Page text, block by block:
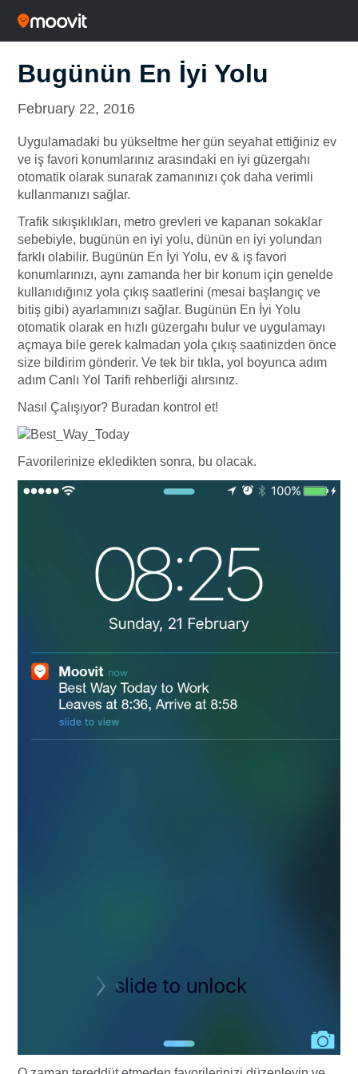
Bugünün En İyi Yolu
February 22, 2016
Uygulamadaki bu yükseltme her gün seyahat ettiğiniz ev
ve iş favori konumlarınız arasındaki en iyi güzergahı
otomatik olarak sunarak zamanınızı çok daha verimli
kullanmanızı sağlar.
Trafik sıkışıklıkları, metro grevleri ve kapanan sokaklar
sebebiyle, bugünün en iyi yolu, dünün en iyi yolundan
farklı olabilir. Bugünün En İyi Yolu, ev & iş favori
konumlarınızı, aynı zamanda her bir konum için genelde
kullanıdığınız yola çıkış saatlerini (mesai başlangıç ve
bitiş gibi) ayarlamınızı sağlar. Bugünün En İyi Yolu
otomatik olarak en hızlı güzergahı bulur ve uygulamayı
açmaya bile gerek kalmadan yola çıkış saatinizden önce
size bildirim gönderir. Ve tek bir tıkla, yol boyunca adım
adım Canlı Yol Tarifi rehberliği alırsınız.
Nasıl Çalışıyor? Buradan kontrol et!
Favorilerinize ekledikten sonra, bu olacak.